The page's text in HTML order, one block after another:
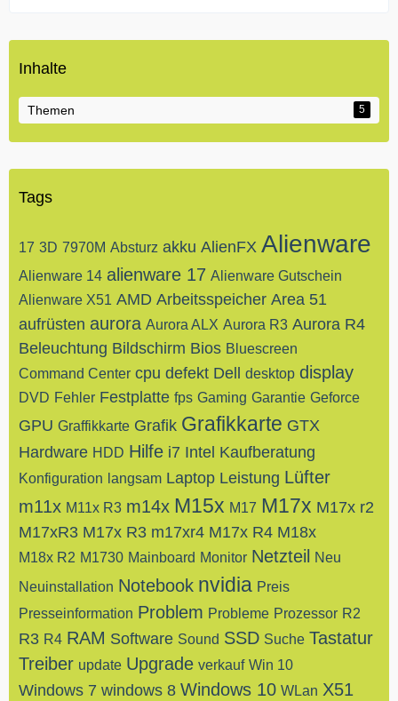
Inhalte
Themen 5
Tags
17 3D 7970M Absturz akku AlienFX Alienware
Alienware 14 alienware 17 Alienware Gutschein
Alienware X51 AMD Arbeitsspeicher Area 51
aufrüsten aurora Aurora ALX Aurora R3 Aurora R4
Beleuchtung Bildschirm Bios Bluescreen
Command Center cpu defekt Dell desktop display
DVD Fehler Festplatte fps Gaming Garantie Geforce
GPU Graffikkarte Grafik Grafikkarte GTX
Hardware HDD Hilfe i7 Intel Kaufberatung
Konfiguration langsam Laptop Leistung Lüfter
m11x M11x R3 m14x M15x M17 M17x M17x r2
M17xR3 M17x R3 m17xr4 M17x R4 M18x
M18x R2 M1730 Mainboard Monitor Netzteil
Neu
Neuinstallation Notebook nvidia Preis
Presseinformation Problem Probleme Prozessor R2
R3 R4 RAM Software Sound SSD Suche Tastatur
Treiber update Upgrade verkauf Win 10
Windows 7 windows 8 Windows 10 WLan X51